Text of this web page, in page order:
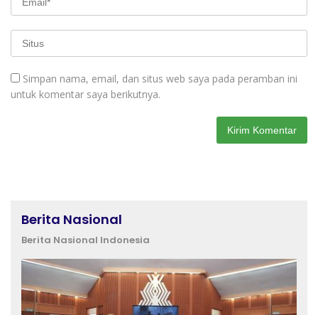
Simpan nama, email, dan situs web saya pada peramban ini
untuk komentar saya berikutnya.
Berita Nasional
Berita Nasional Indonesia